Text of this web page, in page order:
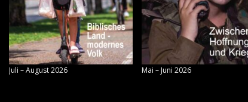
Juli – August 2026 Mai – Juni 2026